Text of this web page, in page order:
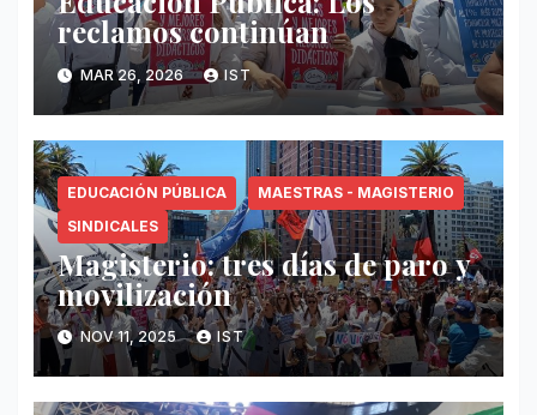
reclamos continúan
MAR 26, 2026 IST
EDUCACIÓN PÚBLICA
MAESTRAS - MAGISTERIO
SINDICALES
Magisterio: tres días de paro y
movilización
NOV 11, 2025 IST